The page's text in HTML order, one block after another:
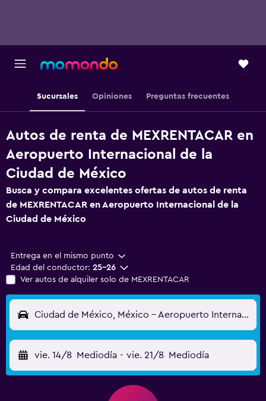
Sucursales Opiniones Preguntas frecuentes
Autos de renta de MEXRENTACAR en
Aeropuerto Internacional de la
Ciudad de México
Busca y compara excelentes ofertas de autos de renta
de MEXRENTACAR en Aeropuerto Internacional de la
Ciudad de México
Entrega en el mismo punto
Edad del conductor: 25-26
Ver autos de alquiler solo de MEXRENTACAR
Ciudad de México, México - Aeropuerto Internacional de la Ciudad de México (MEX)
vie. 14/8 Mediodía - vie. 21/8 Mediodía